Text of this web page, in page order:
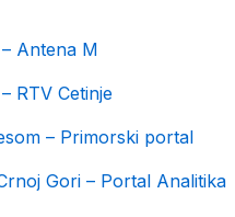
Antena M
RTV Cetinje
– Primorski portal
Gori – Portal Analitika